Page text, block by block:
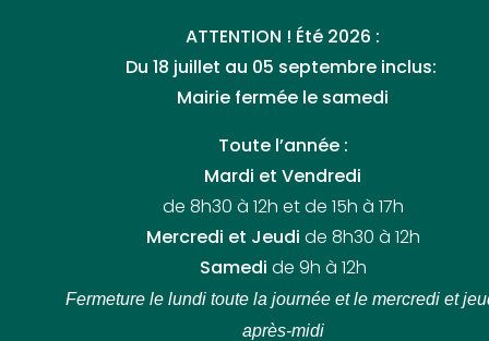
ATTENTION ! Été 2026 :
Du 18 juillet au 05 septembre inclus:
Mairie fermée le samedi
Toute l’année :
Mardi et Vendredi
de 8h30 à 12h et de 15h à 17h
Mercredi et Jeudi de 8h30 à 12h
Samedi de 9h à 12h
Fermeture le lundi toute la journée et le mercredi et
après-midi